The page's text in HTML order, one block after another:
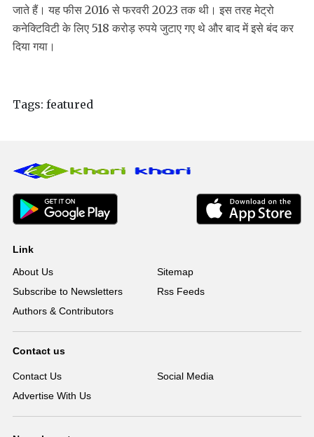
जाते हैं। यह फीस 2016 से फरवरी 2023 तक थी। इस तरह मेट्रो
कनेक्टिविटी के लिए 518 करोड़ रुपये जुटाए गए थे और बाद में इसे बंद कर
दिया गया।
Tags: featured
Link
About Us
Sitemap
Subscribe to Newsletters
Rss Feeds
Authors & Contributors
Contact us
Contact Us
Social Media
Advertise With Us